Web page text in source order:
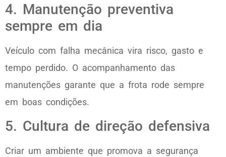
4. Manutenção preventiva
sempre em dia
Veículo com falha mecânica vira risco, gasto e
tempo perdido. O acompanhamento das
manutenções garante que a frota rode sempre
em boas condições.
5. Cultura de direção defensiva
Criar um ambiente que promova a segurança